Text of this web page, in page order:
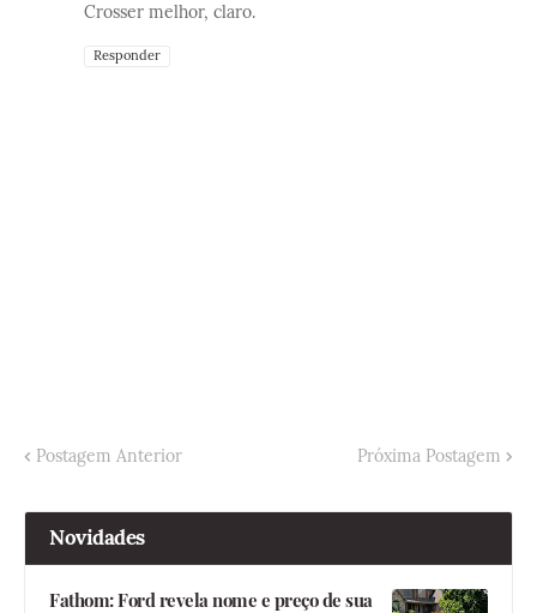
Crosser melhor, claro.
Responder
Postagem Anterior Próxima Postagem
Novidades
Fathom: Ford revela nome e preço de sua